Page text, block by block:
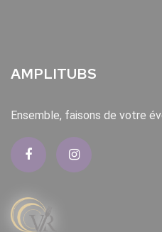
AMPLITUBS
Ensemble, faisons de votre